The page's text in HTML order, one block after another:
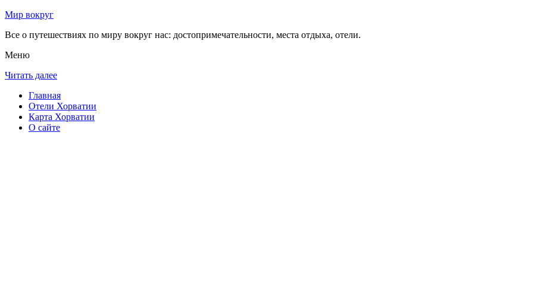
Мир вокруг
Все о путешествиях по миру вокруг нас: достопримечательности, места отдыха, отели.
Меню
Читать далее
Главная
Отели Хорватии
Карта Хорватии
О сайте